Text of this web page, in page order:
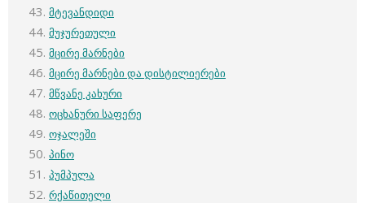
მტევანდიდი
მუჯურეთული
მცირე მარნები
მცირე მარნები და დისტილიერები
მწვანე კახური
ოცხანური საფერე
ოჯალეში
პინო
პუმპულა
რქაწითელი